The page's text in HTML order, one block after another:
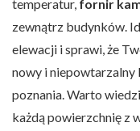
temperatur, fornir
zewnątrz budynków.
elewacji i sprawi, że
nowy i niepowtarzalny
poznania. Warto
każdą powierzchnię z